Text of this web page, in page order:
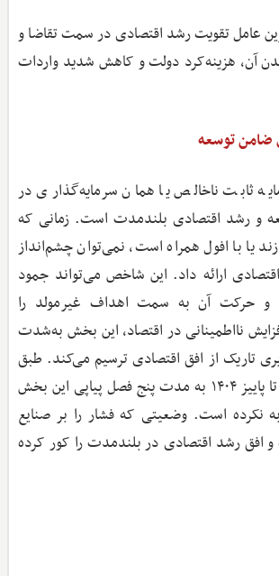
عامل تقویت رشد اقتصادی در سمت تقاضا و
آن، هزینه‌کرد دولت و کاهش شدید واردات
ضامن توسعه
ثابت ناخالص یا همان سرمایه‌گذاری در
و رشد اقتصادی بلندمدت است. زمانی که
یا با افول همراه است، نمی‌توان چشم‌انداز
ارائه داد. این شاخص می‌تواند جمود
و حرکت آن به سمت اهداف غیرمولد را
نااطمینانی در اقتصاد، این بخش به‌شدت
تاریک از افق اقتصادی ترسیم می‌کند. طبق
آمارها از پاییز ۱۴۰۳ تا پاییز ۱۴۰۴ به مدت پنج فصل پیاپی این بخش
نکرده است. وضعیتی که فشار را بر صنایع
و افق رشد اقتصادی در بلندمدت را کور کرده